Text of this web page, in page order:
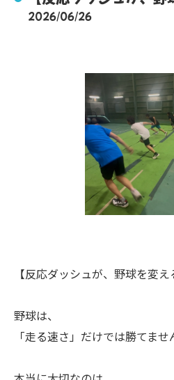
2026/06/26
【反応ダッシュが、野球を変え
野球は、
「走る速さ」だけでは勝てませ